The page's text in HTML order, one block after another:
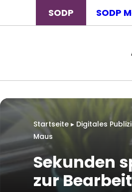
SODP SODP
Startseite ▸ Digitales
Maus
Sekunden
zur